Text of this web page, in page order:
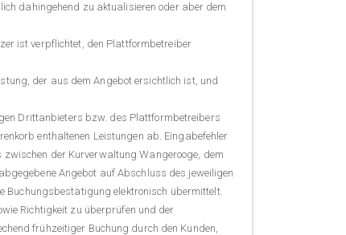
dahingehend zu aktualisieren oder aber dem
ist verpflichtet, den Plattformbetreiber
der aus dem Angebot ersichtlich ist, und
Drittanbieters bzw. des Plattformbetreibers
enthaltenen Leistungen ab. Eingabefehler
der Kurverwaltung Wangerooge, dem
Angebot auf Abschluss des jeweiligen
Buchungsbestätigung elektronisch übermittelt.
Richtigkeit zu überprüfen und der
frühzeitiger Buchung durch den Kunden,